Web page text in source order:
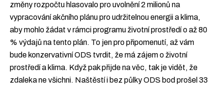
změny rozpočtu hlasovalo pro uvolnění 2 milionů na
vypracování akčního plánu pro udržitelnou energii a klima,
aby mohlo žádat v rámci programu životní prostředí o až 80
% výdajů na tento plán. To jen pro připomenutí, až vám
bude konzervativní ODS tvrdit, že má zájem o životní
prostředí a klima. Když pak přijde na věc, tak je vidět, že
zdaleka ne všichni. Naštěstí i bez půlky ODS bod prošel 33